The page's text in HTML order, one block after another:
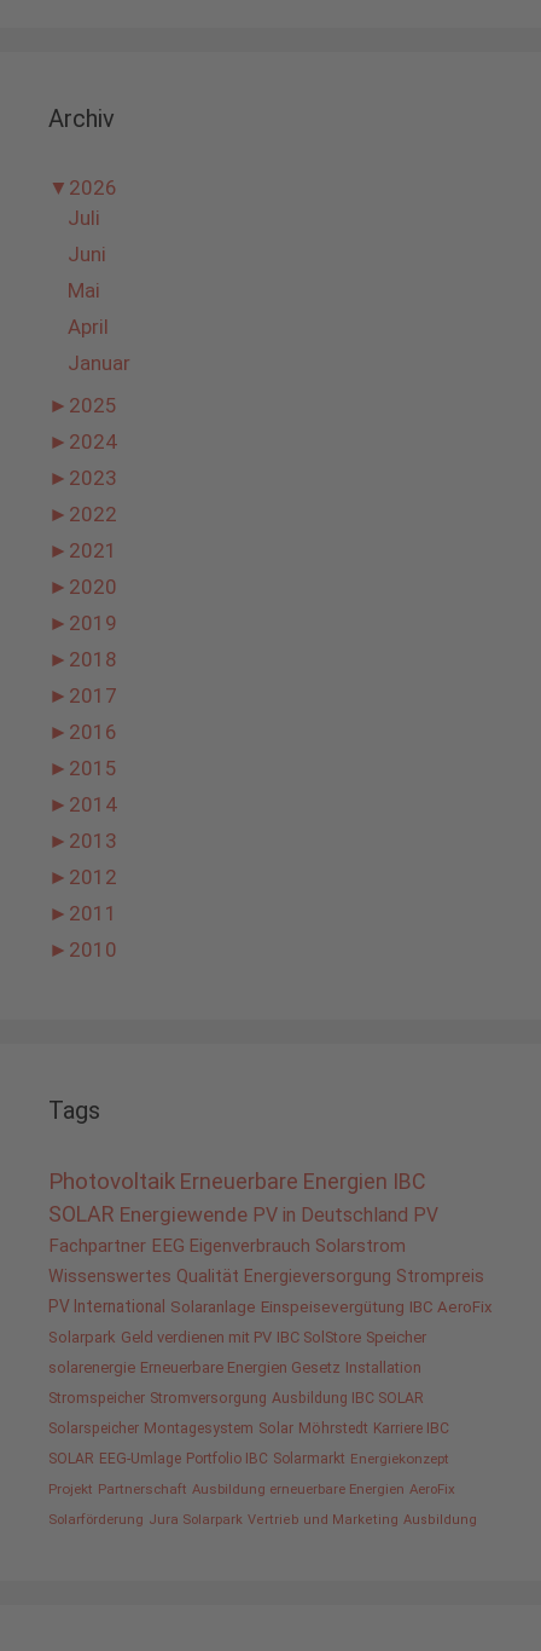
Archiv
▼ 2026
Juli
Juni
Mai
April
Januar
► 2025
► 2024
► 2023
► 2022
► 2021
► 2020
► 2019
► 2018
► 2017
► 2016
► 2015
► 2014
► 2013
► 2012
► 2011
► 2010
Tags
Photovoltaik Erneuerbare Energien IBC
SOLAR Energiewende PV in Deutschland PV
Fachpartner EEG Eigenverbrauch Solarstrom
Wissenswertes Qualität Energieversorgung Strompreis
PV International Solaranlage Einspeisevergütung IBC AeroFix
Solarpark Geld verdienen mit PV IBC SolStore Speicher
solarenergie Erneuerbare Energien Gesetz Installation
Stromspeicher Stromversorgung Ausbildung IBC SOLAR
Solarspeicher Montagesystem Solar Möhrstedt Karriere IBC
SOLAR EEG-Umlage Portfolio IBC Solarmarkt Energiekonzept
Projekt Partnerschaft Ausbildung erneuerbare Energien AeroFix
Solarförderung Jura Solarpark Vertrieb und Marketing Ausbildung